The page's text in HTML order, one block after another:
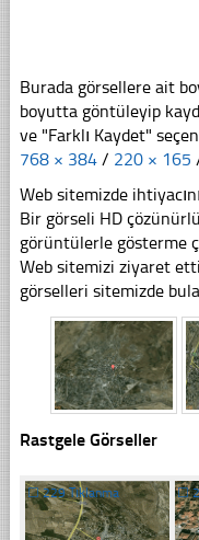
Burada görsellere ait
boyutta göntüleyip
ve "Farklı Kaydet"
768 × 384 / 220 × 165
Web sitemizde
Bir görseli HD
görüntülerle gösterme
Web sitemizi ziyaret
görselleri sitemizde
Rastgele Görseller
☐229 Tıklanma ☐